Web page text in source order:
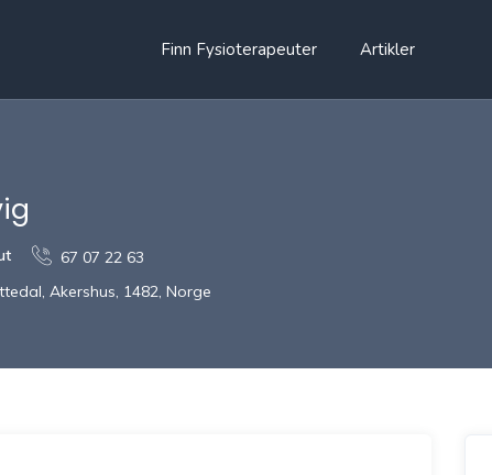
Finn Fysioterapeuter Artikler
67 07 22 63
Akershus, 1482, Norge